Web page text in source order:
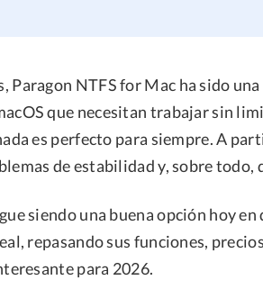
Paragon NTFS for Mac ha sido
que necesitan trabajar sin
es perfecto para siempre. A
de estabilidad y, sobre todo,
siendo una buena opción hoy
repasando sus funciones,
para 2026.